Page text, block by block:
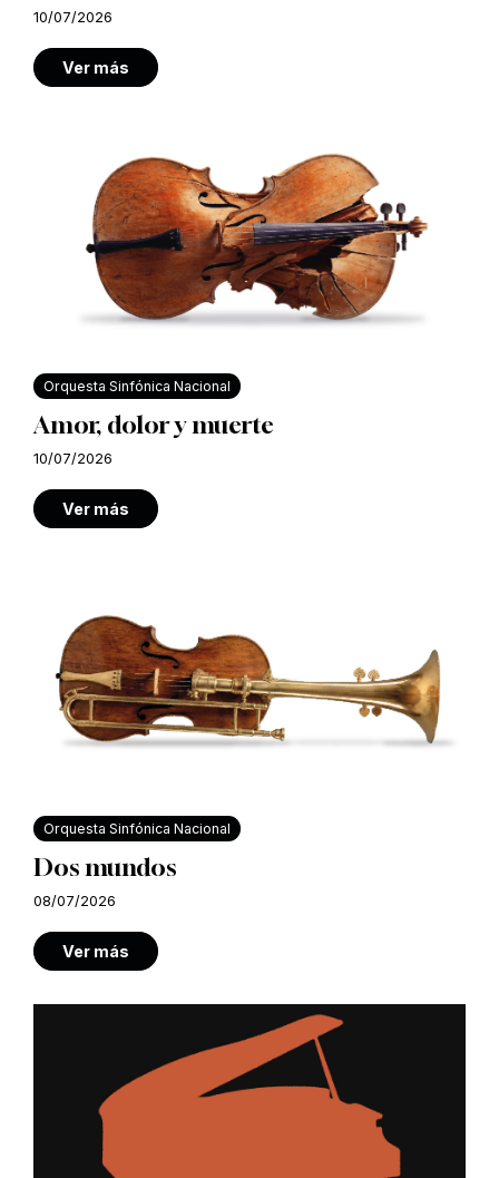
10/07/2026
Ver más
Orquesta Sinfónica Nacional
Amor, dolor y muerte
10/07/2026
Ver más
Orquesta Sinfónica Nacional
Dos mundos
08/07/2026
Ver más